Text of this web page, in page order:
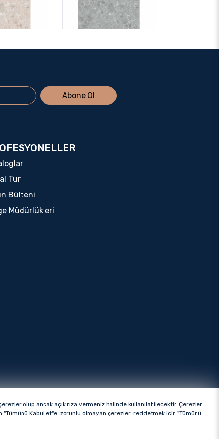
Abone Ol
Tur
Bülteni
Müdürlükleri
olup ancak açık rıza vermeniz halinde kullanılabilecektir. Çerezler
Kabul et"e, zorunlu olmayan çerezleri reddetmek için "Tümünü